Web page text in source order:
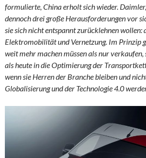
formulierte, China erholt sich wieder.
dennoch drei große Herausforderungen vor
sie sich nicht entspannt zurücklehnen wollen:
Elektromobilität und Vernetzung. Im Prinzip
weit mehr machen müssen als nur
als heute in die Optimierung der
wenn sie Herren der Branche bleiben und
Globalisierung und der Technologie 4.0